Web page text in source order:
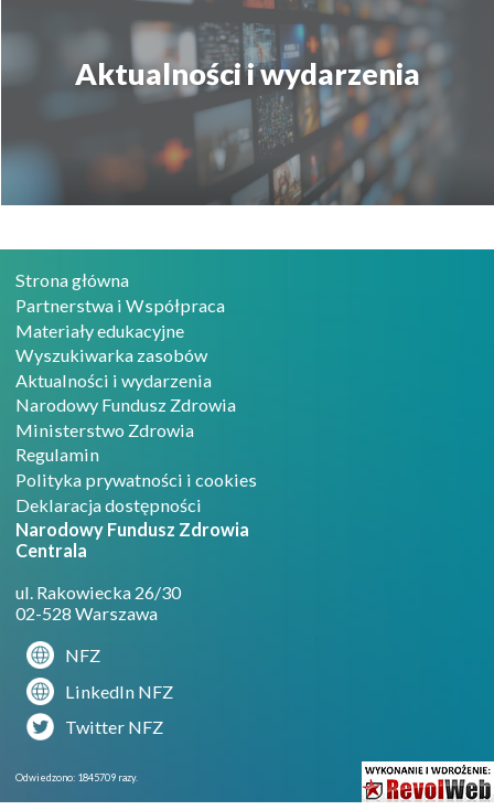
Aktualności i wydarzenia
Strona główna
Partnerstwa i Współpraca
Materiały edukacyjne
Wyszukiwarka zasobów
Aktualności i wydarzenia
Narodowy Fundusz Zdrowia
Ministerstwo Zdrowia
Regulamin
Polityka prywatności i cookies
Deklaracja dostępności
Narodowy Fundusz Zdrowia
Centrala
ul. Rakowiecka 26/30
02-528 Warszawa
NFZ
LinkedIn NFZ
Twitter NFZ
Odwiedzono: 1845709